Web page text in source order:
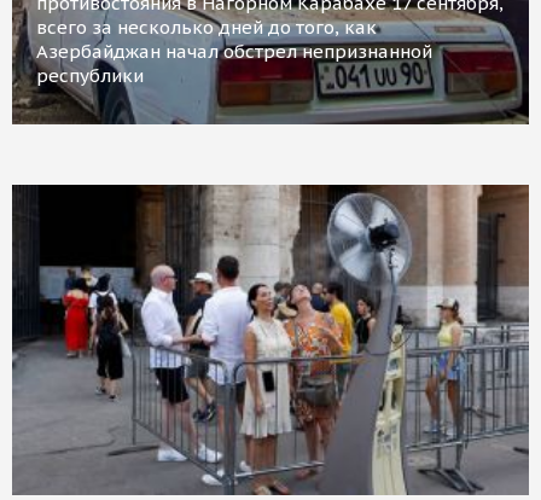
всего за несколько дней до того, как
Азербайджан начал обстрел непризнанной
республики